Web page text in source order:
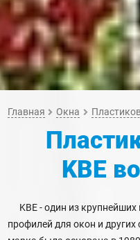
Главная Окна
KBE
KBE - один из
профилей для окон и